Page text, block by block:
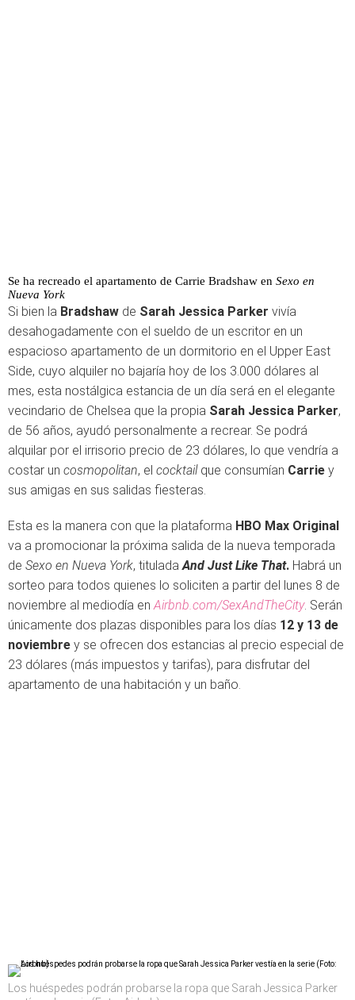
Se ha recreado el apartamento de Carrie Bradshaw en Sexo en
Nueva York
Si bien la Bradshaw de Sarah Jessica Parker vivía
desahogadamente con el sueldo de un escritor en un
espacioso apartamento de un dormitorio en el Upper East
Side, cuyo alquiler no bajaría hoy de los 3.000 dólares al
mes, esta nostálgica estancia de un día será en el elegante
vecindario de Chelsea que la propia Sarah Jessica Parker,
de 56 años, ayudó personalmente a recrear. Se podrá
alquilar por el irrisorio precio de 23 dólares, lo que vendría a
costar un cosmopolitan, el cocktailque consumían Carrie y
sus amigas en sus salidas fiesteras.
Esta es la manera con que la plataforma HBO Max Original
va a promocionar la próxima salida de la nueva temporada
de Sexo en Nueva York, tituladaAnd Just Like That. Habrá un
sorteo para todos quienes lo soliciten a partir del lunes 8 de
noviembre al mediodía enAirbnb.com/SexAndTheCity. Serán
únicamente dos plazas disponibles para los días 12 y 13 de
noviembre y se ofrecen dos estancias al precio especial de
23 dólares (más impuestos y tarifas), para disfrutar del
apartamento de una habitación y un baño.
Los huéspedes podrán probarse la ropa que Sarah Jessica Parker